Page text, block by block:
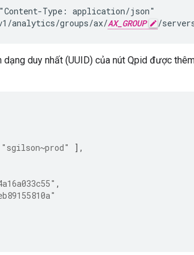
Type: application/json"
analytics/groups/ax/AX_GROUP /
duy nhất (UUID) của nút Qpid được
"sgilson~prod"
],
,